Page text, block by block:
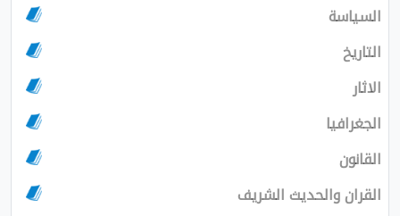
السياسة
التاريخ
الاثار
الجغرافيا
القانون
القران والحديث الشريف